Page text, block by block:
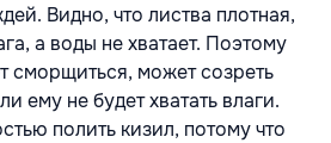
Видно, что листва плотная,
а воды не хватает. Поэтому
сморщиться, может созреть
ему не будет хватать влаги.
полить кизил, потому что